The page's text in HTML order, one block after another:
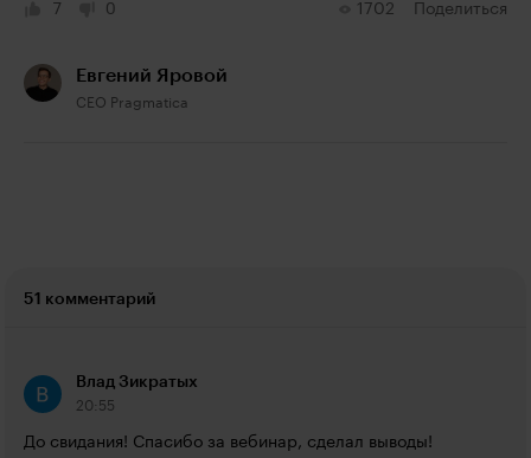
7 0 1702 Поделиться
Евгений Яровой
CEO Pragmatica
51 комментарий
Влад Зикратых
20:55
До свидания! Спасибо за вебинар, сделал выводы!